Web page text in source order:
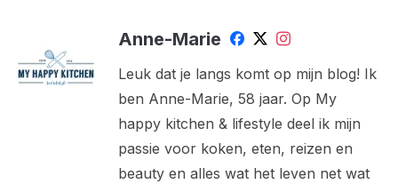
Anne-Marie
Leuk dat je langs komt op mijn blog! Ik
ben Anne-Marie, 58 jaar. Op My
happy kitchen & lifestyle deel ik mijn
passie voor koken, eten, reizen en
beauty en alles wat het leven net wat